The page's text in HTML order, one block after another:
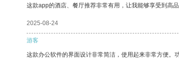
这款app的酒店、餐厅推荐非常有用，让我能够享受到高品
2025-08-24
游客
这款办公软件的界面设计非常简洁，使用起来非常方便。